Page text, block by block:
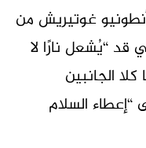
أنطونيو غوتيريش من
قد “يُشعل نارًا لا
الجانبين
“إعطاء السلام